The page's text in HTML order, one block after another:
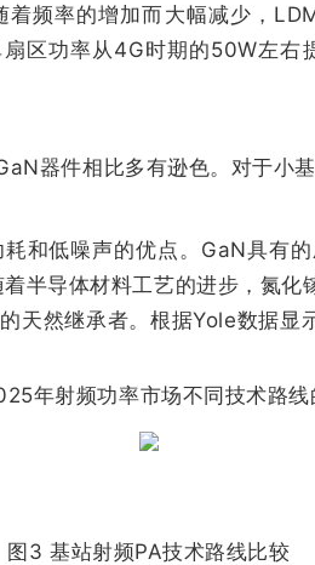
频率的增加而大幅减少，
区功率从4G时期的50W左
器件相比多有逊色。对于小
和低噪声的优点。GaN具有
半导体材料工艺的进步，氮
天然继承者。根据Yole数据
年射频功率市场不同技术路线
图3 基站射频PA技术路线比较